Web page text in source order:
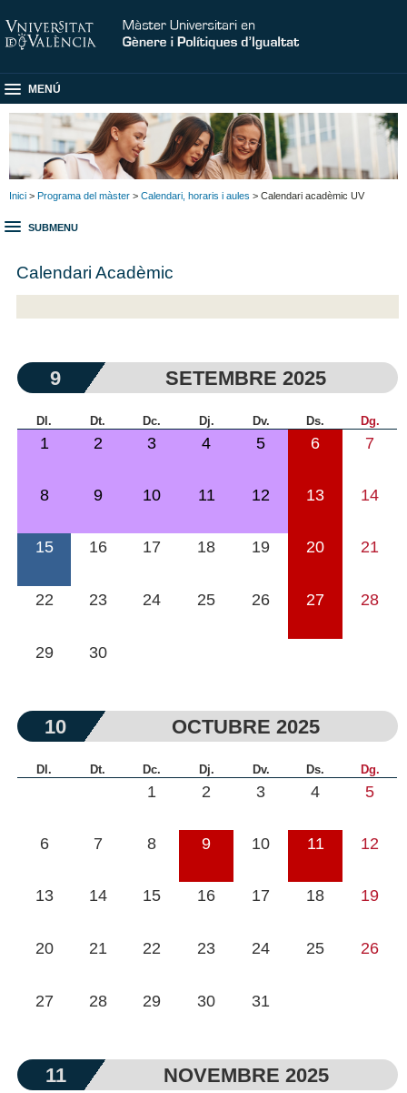
MENÚ
Inici > Programa del màster > Calendari, horaris i aules > Calendari acadèmic UV
SUBMENU
Calendari Acadèmic
9 SETEMBRE 2025
Dl. Dt. Dc. Dj. Dv. Ds. Dg.
1 2 3 4 5 6 7
8 9 10 11 12 13 14
15 16 17 18 19 20 21
22 23 24 25 26 27 28
29 30
10 OCTUBRE 2025
Dl. Dt. Dc. Dj. Dv. Ds. Dg.
1 2 3 4 5
6 7 8 9 10 11 12
13 14 15 16 17 18 19
20 21 22 23 24 25 26
27 28 29 30 31
11 NOVEMBRE 2025